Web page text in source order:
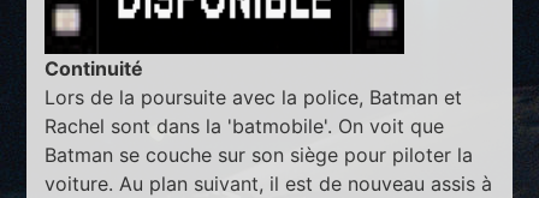
Continuité
Lors de la poursuite avec la police, Batman et
Rachel sont dans la 'batmobile'. On voit que
Batman se couche sur son siège pour piloter la
voiture. Au plan suivant, il est de nouveau assis à